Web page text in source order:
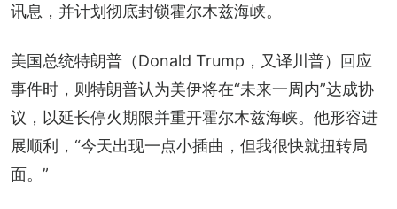
讯息，并计划彻底封锁霍尔木兹海峡。
美国总统特朗普（Donald Trump，又译川普）回应
事件时，则特朗普认为美伊将在“未来一周内”达成协
议，以延长停火期限并重开霍尔木兹海峡。他形容进
展顺利，“今天出现一点小插曲，但我很快就扭转局
面。”